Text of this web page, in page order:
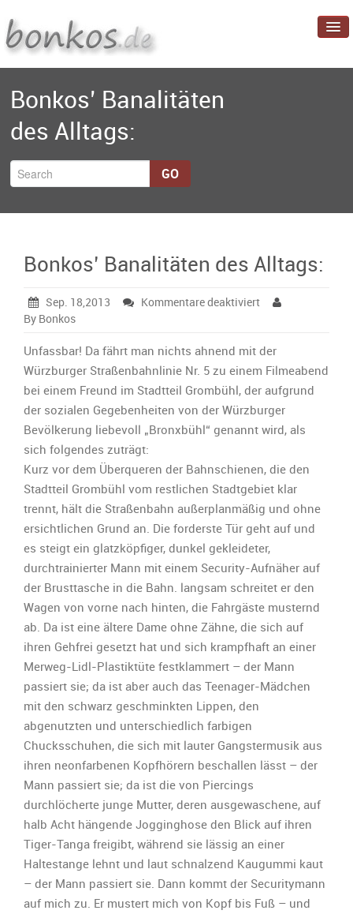
Startseite
Blog
Projekte
Über mich
Bonkos’ Banalitäten
des Alltags:
GO
Bonkos’ Banalitäten des Alltags:
Sep. 18,2013 Kommentare deaktiviertfür
des
Alltags:
By Bonkos
Unfassbar! Da fährt man nichts ahnend mit der
Würzburger Straßenbahnlinie Nr. 5 zu einem Filmeabend
bei einem Freund im Stadtteil Grombühl, der aufgrund
der sozialen Gegebenheiten von der Würzburger
Bevölkerung liebevoll „Bronxbühl“ genannt wird, als
sich folgendes zuträgt:
Kurz vor dem Überqueren der Bahnschienen, die den
Stadtteil Grombühl vom restlichen Stadtgebiet klar
trennt, hält die Straßenbahn außerplanmäßig und ohne
ersichtlichen Grund an. Die forderste Tür geht auf und
es steigt ein glatzköpfiger, dunkel gekleideter,
durchtrainierter Mann mit einem Security-Aufnäher auf
der Brusttasche in die Bahn. langsam schreitet er den
Wagen von vorne nach hinten, die Fahrgäste musternd
ab. Da ist eine ältere Dame ohne Zähne, die sich auf
ihren Gehfrei gesetzt hat und sich krampfhaft an einer
Merweg-Lidl-Plastiktüte festklammert – der Mann
passiert sie; da ist aber auch das Teenager-Mädchen
mit den schwarz geschminkten Lippen, den
abgenutzten und unterschiedlich farbigen
Chucksschuhen, die sich mit lauter Gangstermusik aus
ihren neonfarbenen Kopfhörern beschallen lässt – der
Mann passiert sie; da ist die von Piercings
durchlöcherte junge Mutter, deren ausgewaschene, auf
halb Acht hängende Jogginghose den Blick auf ihren
Tiger-Tanga freigibt, während sie lässig an einer
Haltestange lehnt und laut schnalzend Kaugummi kaut
– der Mann passiert sie. Dann kommt der Securitymann
auf mich zu. Er mustert mich von Kopf bis Fuß – und